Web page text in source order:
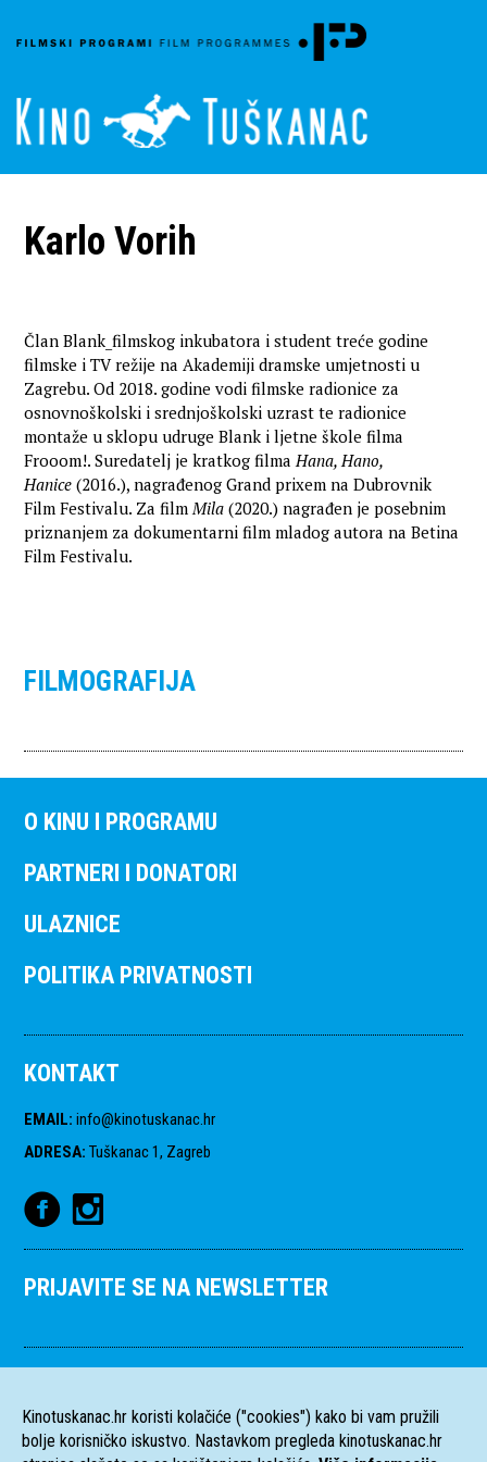
Karlo Vorih
Član Blank_filmskog inkubatora i student treće godine
filmske i TV režije na Akademiji dramske umjetnosti u
Zagrebu. Od 2018. godine vodi filmske radionice za
osnovnoškolski i srednjoškolski uzrast te radionice
montaže u sklopu udruge Blank i ljetne škole filma
Frooom!. Suredatelj je kratkog filmaHana, Hano,
Hanice (2016.), nagrađenog Grand prixem na Dubrovnik
Film Festivalu. Za filmMila (2020.) nagrađen je posebnim
priznanjem za dokumentarni film mladog autora na Betina
Film Festivalu.
FILMOGRAFIJA
O KINU I PROGRAMU
PARTNERI I DONATORI
ULAZNICE
POLITIKA PRIVATNOSTI
KONTAKT
EMAIL: info@kinotuskanac.hr
ADRESA: Tuškanac 1, Zagreb
PRIJAVITE SE NA NEWSLETTER
Kinotuskanac.hr koristi kolačiće ("cookies") kako bi vam pružili
bolje korisničko iskustvo. Nastavkom pregleda kinotuskanac.hr